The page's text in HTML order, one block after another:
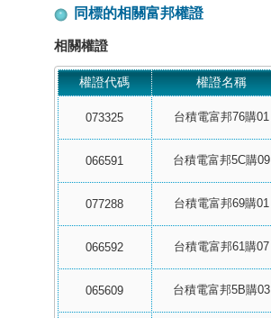
同標的相關富邦權證
相關權證
權證代碼 權證名稱
073325 台積電富邦76購01
066591 台積電富邦5C購09
077288 台積電富邦69購01
066592 台積電富邦61購07
065609 台積電富邦5B購03